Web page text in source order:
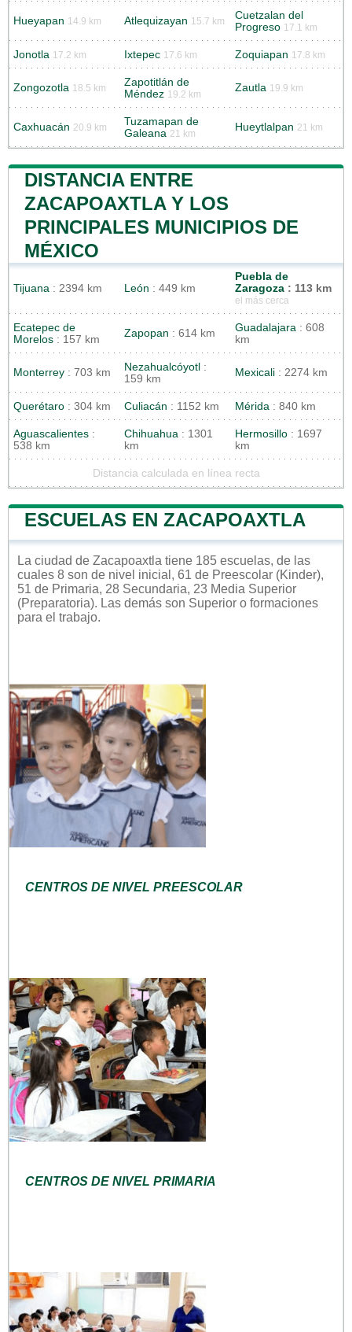
Hueyapan 14.9 km Atlequizayan 15.7 km
Cuetzalan del
Progreso 17.1 km
Jonotla 17.2 km Ixtepec 17.6 km Zoquiapan 17.8 km
Zongozotla 18.5 km
Zapotitlán de
Méndez 19.2 km
Zautla 19.9 km
Caxhuacán 20.9 km
Tuzamapan de
Galeana 21 km
Hueytlalpan 21 km
DISTANCIA ENTRE
ZACAPOAXTLA Y LOS
PRINCIPALES MUNICIPIOS DE
MÉXICO
Tijuana : 2394 km León : 449 km
Puebla de
Zaragoza : 113 km
el más cerca
Ecatepec de
Morelos : 157 km
Zapopan : 614 km Guadalajara : 608
km
Monterrey : 703 km Nezahualcóyotl :
159 km
Mexicali : 2274 km
Querétaro : 304 km Culiacán : 1152 km Mérida : 840 km
Aguascalientes :
538 km
Chihuahua : 1301
km
Hermosillo : 1697
km
Distancia calculada en línea recta
ESCUELAS EN ZACAPOAXTLA
La ciudad de Zacapoaxtla tiene 185 escuelas, de las
cuales 8 son de nivel inicial, 61 de Preescolar (Kinder),
51 de Primaria, 28 Secundaria, 23 Media Superior
(Preparatoria). Las demás son Superior o formaciones
para el trabajo.
CENTROS DE NIVEL PREESCOLAR
CENTROS DE NIVEL PRIMARIA